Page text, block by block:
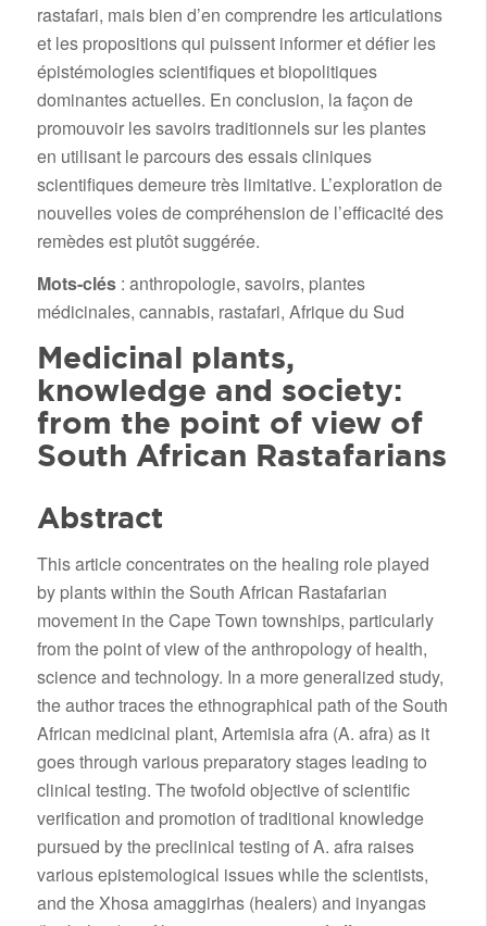
rastafari, mais bien d’en comprendre les articulations
et les propositions qui puissent informer et défier les
épistémologies scientifiques et biopolitiques
dominantes actuelles. En conclusion, la façon de
promouvoir les savoirs traditionnels sur les plantes
en utilisant le parcours des essais cliniques
scientifiques demeure très limitative. L’exploration de
nouvelles voies de compréhension de l’efficacité des
remèdes est plutôt suggérée.
Mots-clés: anthropologie, savoirs, plantes
médicinales, cannabis, rastafari, Afrique du Sud
Medicinal plants,
knowledge and society:
from the point of view of
South African Rastafarians
Abstract
This article concentrates on the healing role played
by plants within the South African Rastafarian
movement in the Cape Town townships, particularly
from the point of view of the anthropology of health,
science and technology. In a more generalized study,
the author traces the ethnographical path of the South
African medicinal plant, Artemisia afra (A. afra) as it
goes through various preparatory stages leading to
clinical testing. The twofold objective of scientific
verification and promotion of traditional knowledge
pursued by the preclinical testing of A. afra raises
various epistemological issues while the scientists,
and the Xhosa amaggirhas (healers) and inyangas